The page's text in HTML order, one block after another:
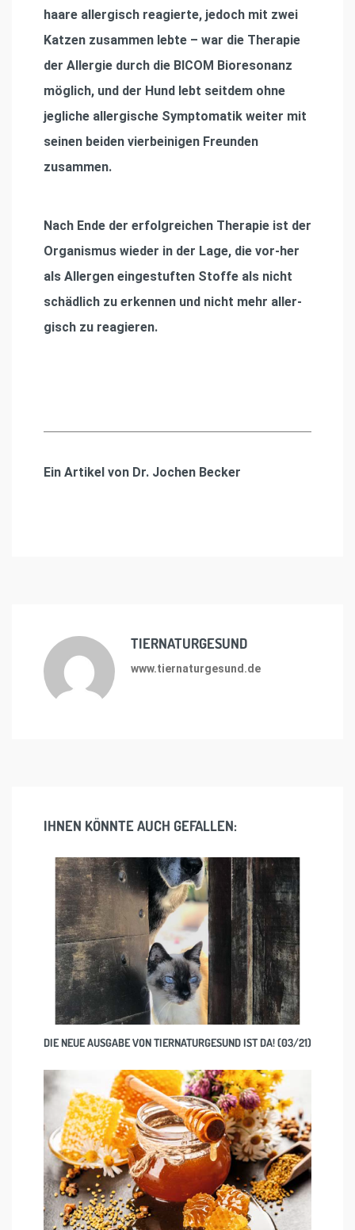
haare allergisch reagierte, jedoch mit zwei
Katzen zusammen lebte – war die Therapie
der Allergie durch die BICOM Bioresonanz
möglich, und der Hund lebt seitdem ohne
jegliche allergische Symptomatik weiter mit
seinen beiden vierbeinigen Freunden
zusammen.
Nach Ende der erfolgreichen Therapie ist der
Organismus wieder in der Lage, die vor-her
als Allergen eingestuften Stoffe als nicht
schädlich zu erkennen und nicht mehr aller-
gisch zu reagieren.
Ein Artikel von Dr. Jochen Becker
TIERNATURGESUND
www.tiernaturgesund.de
IHNEN KÖNNTE AUCH GEFALLEN:
DIE NEUE AUSGABE VON TIERNATURGESUND IST DA! (03/21)